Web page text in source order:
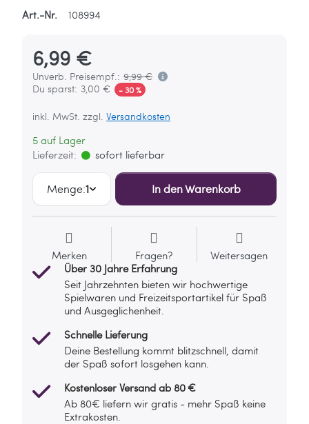
Art.-Nr.
108994
6,99 €
Unverb. Preisempf.: 9,99 €
Du sparst: 3,00 € - 30 %
inkl. MwSt. zzgl. Versandkosten
5 auf Lager
Lieferzeit:
sofort lieferbar
Menge:1 In den Warenkorb
Merken Fragen?
Weitersagen
Über 30 Jahre Erfahrung
Seit Jahrzehnten bieten wir hochwertige
Spielwaren und Freizeitsportartikel für Spaß
und Ausgeglichenheit.
Schnelle Lieferung
Deine Bestellung kommt blitzschnell, damit
der Spaß sofort losgehen kann.
Kostenloser Versand ab 80 €
Ab 80€ liefern wir gratis - mehr Spaß keine
Extrakosten.